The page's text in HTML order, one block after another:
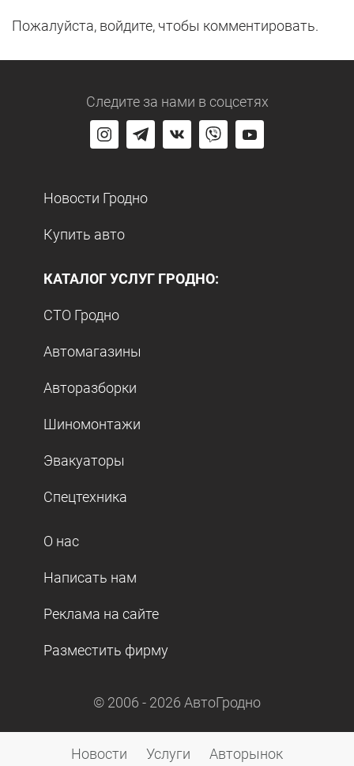
Пожалуйста, войдите, чтобы комментировать.
Следите за нами в соцсетях
Новости Гродно
Купить авто
КАТАЛОГ УСЛУГ ГРОДНО:
СТО Гродно
Автомагазины
Авторазборки
Шиномонтажи
Эвакуаторы
Спецтехника
О нас
Написать нам
Реклама на сайте
Разместить фирму
© 2006 - 2026 АвтоГродно
Новости Услуги Авторынок